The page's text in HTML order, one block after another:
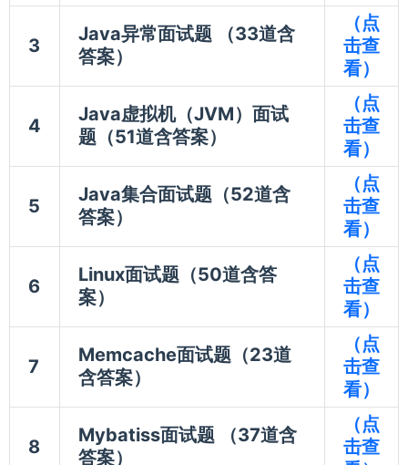
3
Java异常面试题 （33道含
答案）
（点
击查
看）
4
Java虚拟机（JVM）面试
题（51道含答案）
（点
击查
看）
5
Java集合面试题（52道含
答案）
（点
击查
看）
6
Linux面试题（50道含答
案）
（点
击查
看）
7
Memcache面试题（23道
含答案）
（点
击查
看）
8
Mybatiss面试题 （37道含
答案）
（点
击查